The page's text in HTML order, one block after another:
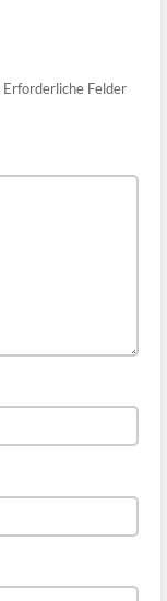
Erforderliche Felder